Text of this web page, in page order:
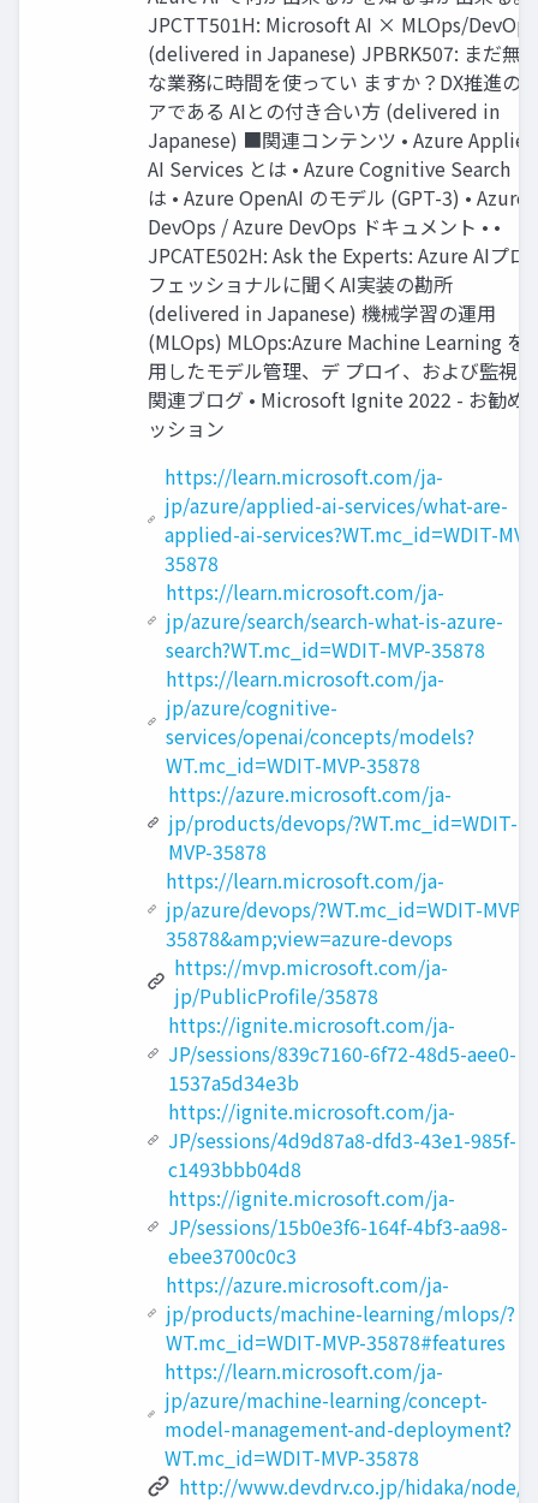
JPCTT501H: Microsoft AI × MLOps/DevOps
(delivered in Japanese) JPBRK507: まだ無
な業務に時間を使ってい ますか？DX推進の
アである AIとの付き合い方 (delivered in
Japanese) ■関連コンテンツ • Azure Applied
AI Services とは • Azure Cognitive Search と
は • Azure OpenAI のモデル (GPT-3) • Azure
DevOps / Azure DevOps ドキュメント • •
JPCATE502H: Ask the Experts: Azure AIプロ
フェッショナルに聞くAI実装の勘所
(delivered in Japanese) 機械学習の運用
(MLOps) MLOps:Azure Machine Learning を
用したモデル管理、デ プロイ、および監視
関連ブログ • Microsoft Ignite 2022 - お勧め
ッション
https://learn.microsoft.com/ja-
jp/azure/applied-ai-services/what-are-
applied-ai-services?WT.mc_id=WDIT-
35878
https://learn.microsoft.com/ja-
jp/azure/search/search-what-is-azure-
search?WT.mc_id=WDIT-MVP-35878
https://learn.microsoft.com/ja-
jp/azure/cognitive-
services/openai/concepts/models?
WT.mc_id=WDIT-MVP-35878
https://azure.microsoft.com/ja-
jp/products/devops/?WT.mc_id=WDIT-
MVP-35878
https://learn.microsoft.com/ja-
jp/azure/devops/?WT.mc_id=WDIT-MVP-
35878&amp;view=azure-devops
https://mvp.microsoft.com/ja-
jp/PublicProfile/35878
https://ignite.microsoft.com/ja-
JP/sessions/839c7160-6f72-48d5-aee0-
1537a5d34e3b
https://ignite.microsoft.com/ja-
JP/sessions/4d9d87a8-dfd3-43e1-985f-
c1493bbb04d8
https://ignite.microsoft.com/ja-
JP/sessions/15b0e3f6-164f-4bf3-aa98-
ebee3700c0c3
https://azure.microsoft.com/ja-
jp/products/machine-learning/mlops/?
WT.mc_id=WDIT-MVP-35878#features
https://learn.microsoft.com/ja-
jp/azure/machine-learning/concept-
model-management-and-deployment?
WT.mc_id=WDIT-MVP-35878
http://www.devdrv.co.jp/hidaka/node/